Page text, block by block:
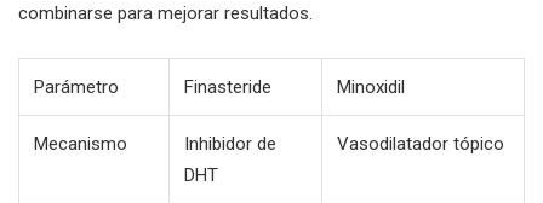
combinarse para mejorar resultados.
Parámetro Finasteride Minoxidil
Mecanismo
Inhibidor de
DHT
Vasodilatador tópico